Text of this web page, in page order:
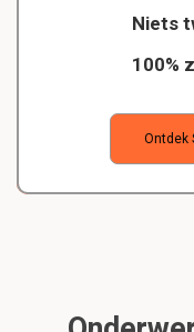
Niets
100%
Ontdek